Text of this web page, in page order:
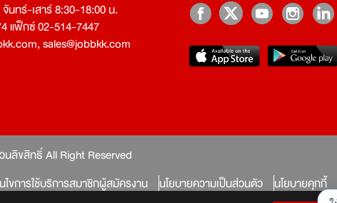
นทร์-เสาร์ 8:30-18:00 น.
แฟ็กซ์ 02-514-7447
,sales@jobbkk.com
ลิขสิทธิ์ All Right Reserved
ไขการใช้บริการสมาชิกผู้สมัครงาน นโยบายความเป็นส่วนตัว นโยบายคุกกี้